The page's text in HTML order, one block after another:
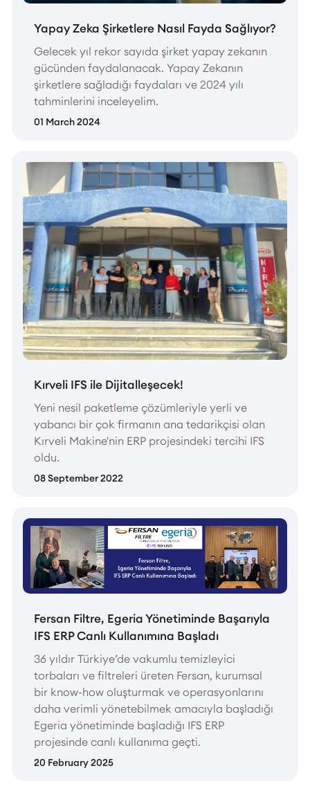
Yapay Zeka Şirketlere Nasıl Fayda Sağlıyor?
Gelecek yıl rekor sayıda şirket yapay zekanın
gücünden faydalanacak. Yapay Zekanın
şirketlere sağladığı faydaları ve 2024 yılı
tahminlerini inceleyelim.
01 March 2024
Kırveli IFS ile Dijitalleşecek!
Yeni nesil paketleme çözümleriyle yerli ve
yabancı bir çok firmanın ana tedarikçisi olan
Kırveli Makine'nin ERP projesindeki tercihi IFS
oldu.
08 September 2022
Fersan Filtre, Egeria Yönetiminde Başarıyla
IFS ERP Canlı Kullanımına Başladı
36 yıldır Türkiye’de vakumlu temizleyici
torbaları ve filtreleri üreten Fersan, kurumsal
bir know-how oluşturmak ve operasyonlarını
daha verimli yönetebilmek amacıyla başladığı
Egeria yönetiminde başladığı IFS ERP
projesinde canlı kullanıma geçti.
20 February 2025